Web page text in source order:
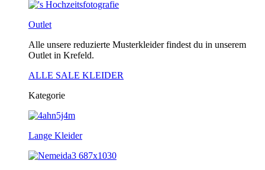
Outlet
Alle unsere reduzierte Musterkleider findest du in unserem
Outlet in Krefeld.
ALLE SALE KLEIDER
Kategorie
Lange Kleider